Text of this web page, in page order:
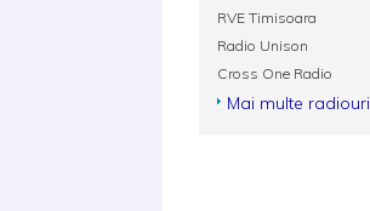
RVE Timisoara
Radio Unison
Cross One Radio
Mai multe radiouri